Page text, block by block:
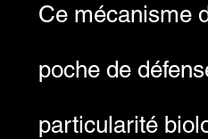
Ce mécanisme
poche de
particularité